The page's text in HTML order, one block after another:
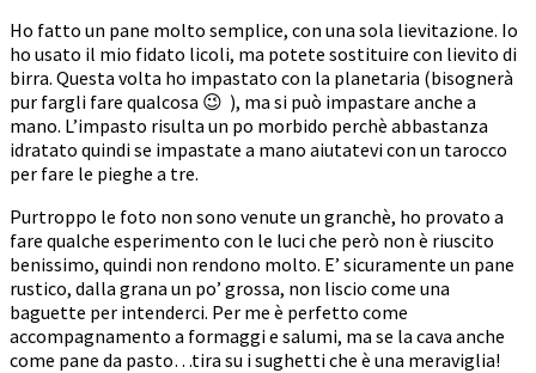
Ho fatto un pane molto semplice, con una sola lievitazione. Io
ho usato il mio fidato licoli, ma potete sostituire con lievito di
birra. Questa volta ho impastato con la planetaria (bisognerà
pur fargli fare qualcosa 😉 ), ma si può impastare anche a
mano. L’impasto risulta un po morbido perchè abbastanza
idratato quindi se impastate a mano aiutatevi con un tarocco
per fare le pieghe a tre.
Purtroppo le foto non sono venute un granchè, ho provato a
fare qualche esperimento con le luci che però non è riuscito
benissimo, quindi non rendono molto. E’ sicuramente un pane
rustico, dalla grana un po’ grossa, non liscio come una
baguette per intenderci. Per me è perfetto come
accompagnamento a formaggi e salumi, ma se la cava anche
come pane da pasto…tira su i sughetti che è una meraviglia!